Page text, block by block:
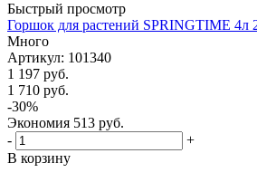
Быстрый просмотр
Горшок для растений SPRINGTIME 4л
Много
Артикул: 101340
1 197 руб.
1 710 руб.
-30%
Экономия 513 руб.
-
+
В корзину